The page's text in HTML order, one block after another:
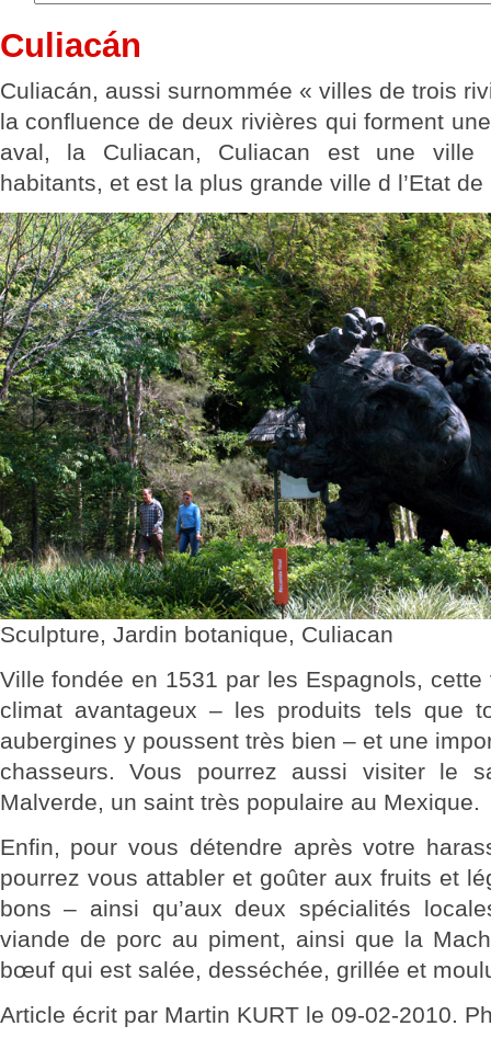
Culiacán
Culiacán, aussi surnommée « villes de trois
la confluence de deux rivières qui forment
aval, la Culiacan, Culiacan est une ville
habitants, et est la plus grande ville d l’Etat de
Sculpture, Jardin botanique, Culiacan
Ville fondée en 1531 par les Espagnols,
climat avantageux – les produits tels que
aubergines y poussent très bien – et une
chasseurs. Vous pourrez aussi visiter le
Malverde, un saint très populaire au Mexique.
Enfin, pour vous détendre après votre
pourrez vous attabler et goûter aux fruits et
bons – ainsi qu’aux deux spécialités
viande de porc au piment, ainsi que la
bœuf qui est salée, desséchée, grillée et
Article écrit par Martin KURT le 09-02-2010.